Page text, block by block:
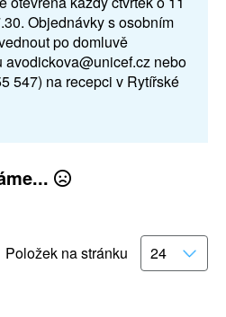
Objednávky s osobním
po domluvě
avodickova@unicef.cz nebo
547) na recepci v Rytířské
Položek na stránku